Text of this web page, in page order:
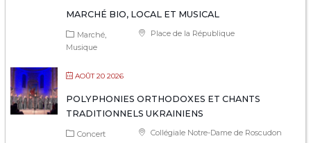
MARCHÉ BIO, LOCAL ET MUSICAL
Place de la République
Marché
Musique
AOÛT 20 2026
POLYPHONIES ORTHODOXES ET CHANTS
TRADITIONNELS UKRAINIENS
Collégiale Notre-Dame de Roscudon
Concert